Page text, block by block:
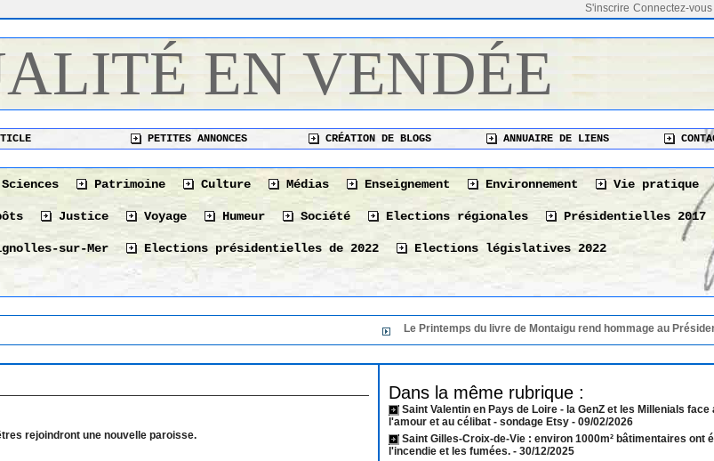
Connectez-vous
S'inscrire
EN VENDÉE
PETITES ANNONCES CRÉATION DE BLOGS ANNUAIRE DE LIENS
Sciences Patrimoine Culture Médias Enseignement Environnement Vie pratique
Justice Voyage Humeur Société Elections régionales Présidentielles 2017
sur-Mer Elections présidentielles de 2022 Elections législatives 2022
Le Printemps du livre de Montaigu rend hommage au Président de
rejoindront une nouvelle paroisse.
Dans la même rubrique :
Saint Valentin en Pays de Loire - la GenZ et les Millenials face
l'amour et au célibat - sondage Etsy - 09/02/2026
Saint Gilles-Croix-de-Vie : environ 1000m² bâtimentaires ont
l'incendie et les fumées. - 30/12/2025